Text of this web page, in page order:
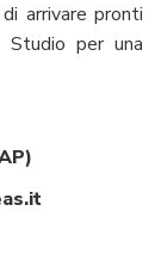
arrivare pronti
per una